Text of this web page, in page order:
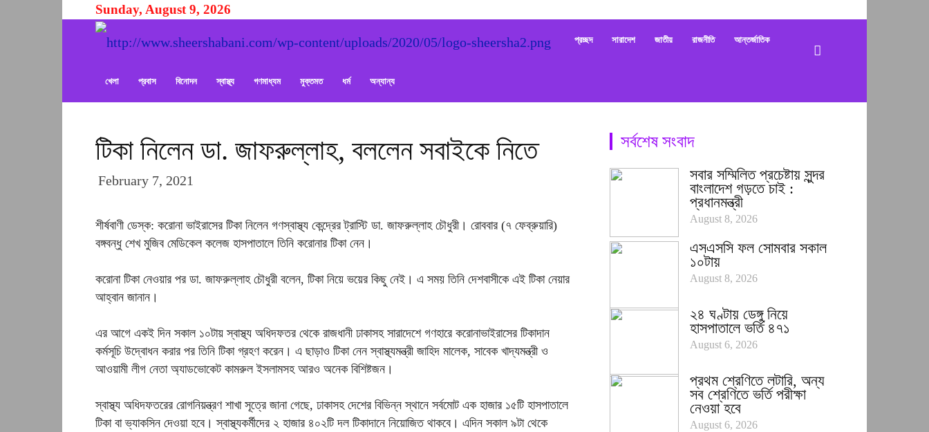
Sunday, August 9, 2026
Sheershabani
প্রচ্ছদ সারাদেশ জাতীয় রাজনীতি আন্তর্জাতিক
খেলা প্রবাস বিনোদন স্বাস্থ্য গণমাধ্যম মুক্তমত ধর্ম অন্যান্য
টিকা নিলেন ডা. জাফরুল্লাহ, বললেন সবাইকে নিতে
February 7, 2021
শীর্ষবাণী ডেস্ক: করোনা ভাইরাসের টিকা নিলেন গণস্বাস্থ্য কেন্দ্রের ট্রাস্টি ডা. জাফরুল্লাহ চৌধুরী। রোববার (৭ ফেব্রুয়ারি)
বঙ্গবন্ধু শেখ মুজিব মেডিকেল কলেজ হাসপাতালে তিনি করোনার টিকা নেন।
করোনা টিকা নেওয়ার পর ডা. জাফরুল্লাহ চৌধুরী বলেন, টিকা নিয়ে ভয়ের কিছু নেই। এ সময় তিনি দেশবাসীকে এই টিকা নেয়ার
আহ্বান জানান।
এর আগে একই দিন সকাল ১০টায় স্বাস্থ্য অধিদফতর থেকে রাজধানী ঢাকাসহ সারাদেশে গণহারে করোনাভাইরাসের টিকাদান
কর্মসূচি উদ্বোধন করার পর তিনি টিকা গ্রহণ করেন। এ ছাড়াও টিকা নেন স্বাস্থ্যমন্ত্রী জাহিদ মালেক, সাবেক খাদ্যমন্ত্রী ও
আওয়ামী লীগ নেতা অ্যাডভোকেট কামরুল ইসলামসহ আরও অনেক বিশিষ্টজন।
স্বাস্থ্য অধিদফতরের রোগনিয়ন্ত্রণ শাখা সূত্রে জানা গেছে, ঢাকাসহ দেশের বিভিন্ন স্থানে সর্বমোট এক হাজার ১৫টি হাসপাতালে
টিকা বা ভ্যাকসিন দেওয়া হবে। স্বাস্থ্যকর্মীদের ২ হাজার ৪০২টি দল টিকাদানে নিয়োজিত থাকবে। এদিন সকাল ৯টা থেকে
সর্বশেষ সংবাদ
সবার সম্মিলিত প্রচেষ্টায় সুন্দর
বাংলাদেশ গড়তে চাই :
প্রধানমন্ত্রী
August 8, 2026
এসএসসি ফল সোমবার সকাল
১০টায়
August 8, 2026
২৪ ঘণ্টায় ডেঙ্গু নিয়ে
হাসপাতালে ভর্তি ৪৭১
August 6, 2026
প্রথম শ্রেণিতে লটারি, অন্য
সব শ্রেণিতে ভর্তি পরীক্ষা
নেওয়া হবে
August 6, 2026